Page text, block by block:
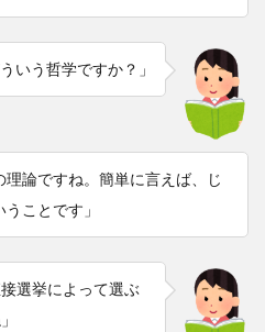
いう哲学ですか？」
理論ですね。簡単に言えば、じ
ことです」
選挙によって選ぶ